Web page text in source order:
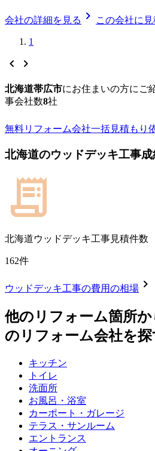
会社の詳細を見る chevron_right この会社に
1
chevron_left chevron_right
北海道帯広市にお住まいの方にご
事会社数8社
無料リフォーム会社一括見積もり
北海道のウッドデッキ工事
北海道ウッドデッキ工事見積件数
162件
ウッドデッキ工事の費用の相場 chevron_right
他のリフォーム箇所か
のリフォーム会社を探
キッチン
トイレ
洗面所
お風呂・浴室
カーポート・ガレージ
テラス・サンルーム
エントランス